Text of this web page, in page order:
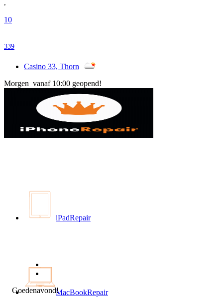
10
339
Casino 33, Thorn
Morgen vanaf 10:00 geopend!
iPadRepair
MacBookRepair
Goedenavond!